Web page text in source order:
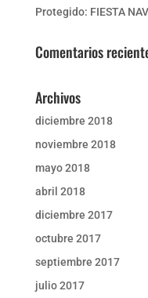
Protegido: FIESTA
Comentarios
Archivos
diciembre 2018
noviembre 2018
mayo 2018
abril 2018
diciembre 2017
octubre 2017
septiembre 2017
julio 2017